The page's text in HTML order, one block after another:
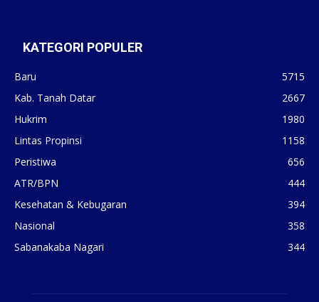
KATEGORI POPULER
Baru
5715
Kab. Tanah Datar
2667
Hukrim
1980
Lintas Propinsi
1158
Peristiwa
656
ATR/BPN
444
Kesehatan & Kebugaran
394
Nasional
358
Sabanakaba Nagari
344